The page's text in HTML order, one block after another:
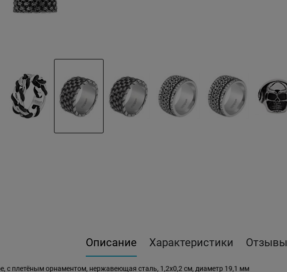
Описание Характеристики Отзывы
с плетёным орнаментом, нержавеющая сталь, 1,2x0,2 см, диаметр 19,1 мм